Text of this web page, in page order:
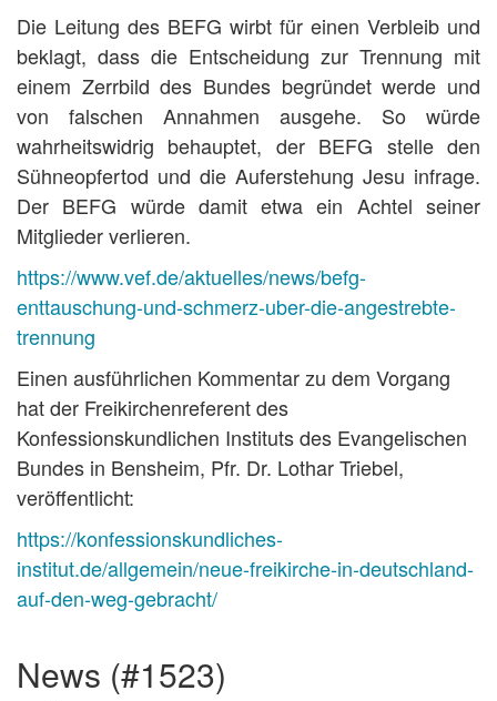
Die Leitung des BEFG wirbt für einen Verbleib und
beklagt, dass die Entscheidung zur Trennung mit
einem Zerrbild des Bundes begründet werde und
von falschen Annahmen ausgehe. So würde
wahrheitswidrig behauptet, der BEFG stelle den
Sühneopfertod und die Auferstehung Jesu infrage.
Der BEFG würde damit etwa ein Achtel seiner
Mitglieder verlieren.
https://www.vef.de/aktuelles/news/befg-
enttauschung-und-schmerz-uber-die-angestrebte-
trennung
Einen ausführlichen Kommentar zu dem Vorgang
hat der Freikirchenreferent des
Konfessionskundlichen Instituts des Evangelischen
Bundes in Bensheim, Pfr. Dr. Lothar Triebel,
veröffentlicht:
https://konfessionskundliches-
institut.de/allgemein/neue-freikirche-in-deutschland-
auf-den-weg-gebracht/
news (#1523)